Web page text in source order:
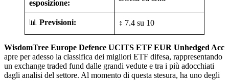
esposizione:
📊 Previsioni: ↕️ 7.4 su 10
WisdomTree Europe Defence UCITS ETF EUR Unhedged Acc
apre per adesso la classifica dei migliori ETF difesa, rappresentando
un exchange traded fund dalle grandi vedute e tra i più adocchiati
dagli analisi del settore. Al momento di questa stesura, ha uno degli